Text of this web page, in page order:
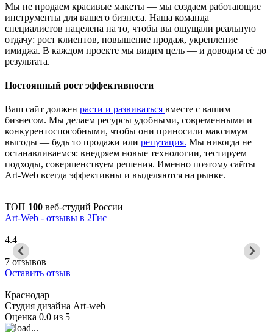
Мы не продаем красивые макеты — мы создаем работающие
инструменты для вашего бизнеса. Наша команда
специалистов нацелена на то, чтобы вы ощущали реальную
отдачу: рост клиентов, повышение продаж, укрепление
имиджа. В каждом проекте мы видим цель — и доводим её до
результата.
Постоянный рост эффективности
Ваш сайт должен расти и развиваться вместе с вашим
бизнесом. Мы делаем ресурсы удобными, современными и
конкурентоспособными, чтобы они приносили максимум
выгоды — будь то продажи или репутация. Мы никогда не
останавливаемся: внедряем новые технологии, тестируем
подходы, совершенствуем решения. Именно поэтому сайты
Art-Web всегда эффективны и выделяются на рынке.
ТОП 100 веб-студий России
Art-Web - отзывы в 2Гис
4.4
7 отзывов
Оставить отзыв
Краснодар
Студия дизайна Art-web
Оценка 0.0 из 5